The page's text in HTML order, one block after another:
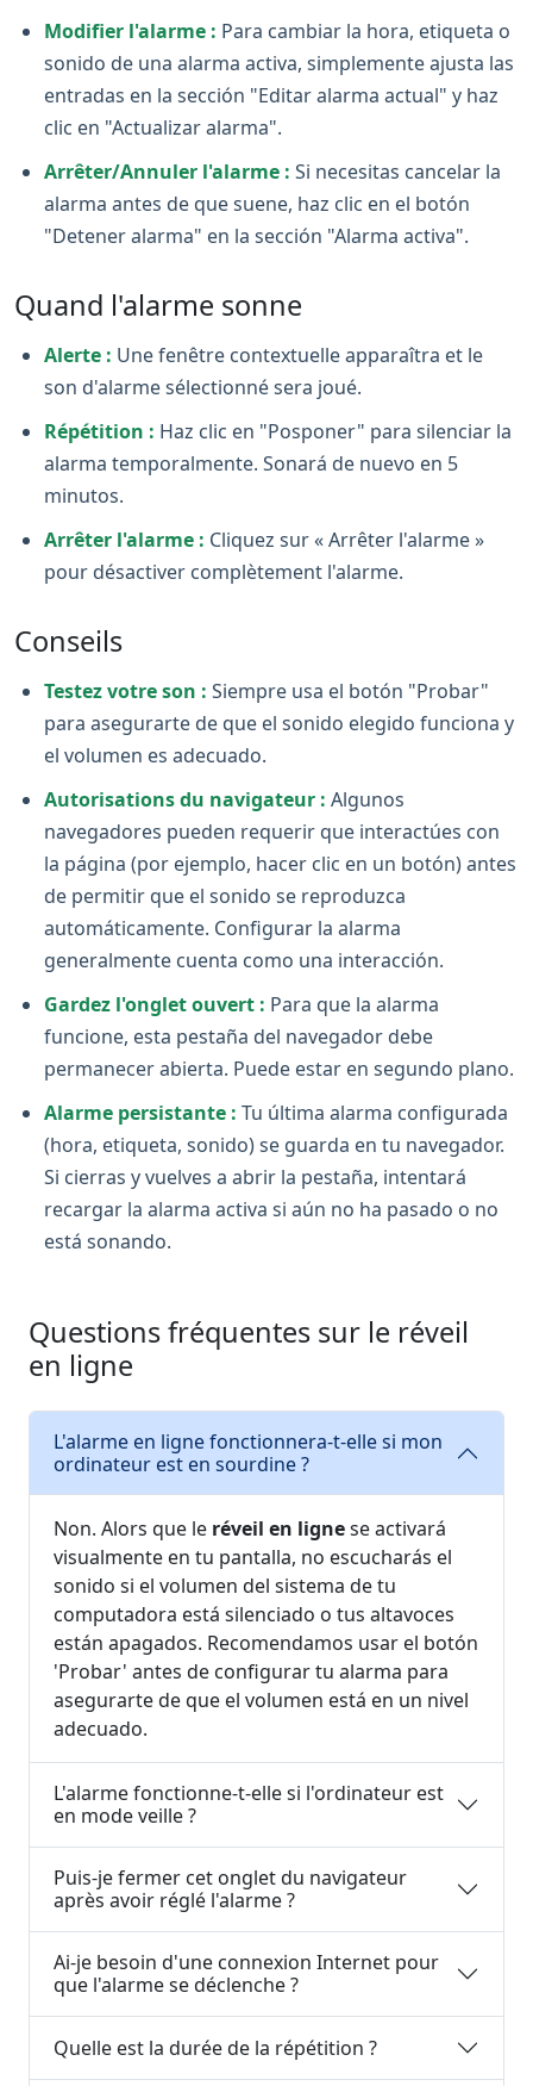
Modifier l'alarme : Para cambiar la hora, etiqueta o
sonido de una alarma activa, simplemente ajusta las
entradas en la sección "Editar alarma actual" y haz
clic en "Actualizar alarma".
Arrêter/Annuler l'alarme : Si necesitas cancelar la
alarma antes de que suene, haz clic en el botón
"Detener alarma" en la sección "Alarma activa".
Quand l'alarme sonne
Alerte : Une fenêtre contextuelle apparaîtra et le
son d'alarme sélectionné sera joué.
Répétition : Haz clic en "Posponer" para silenciar la
alarma temporalmente. Sonará de nuevo en 5
minutos.
Arrêter l'alarme : Cliquez sur « Arrêter l'alarme »
pour désactiver complètement l'alarme.
Conseils
Testez votre son : Siempre usa el botón "Probar"
para asegurarte de que el sonido elegido funciona y
el volumen es adecuado.
Autorisations du navigateur : Algunos
navegadores pueden requerir que interactúes con
la página (por ejemplo, hacer clic en un botón) antes
de permitir que el sonido se reproduzca
automáticamente. Configurar la alarma
generalmente cuenta como una interacción.
Gardez l'onglet ouvert : Para que la alarma
funcione, esta pestaña del navegador debe
permanecer abierta. Puede estar en segundo plano.
Alarme persistante : Tu última alarma configurada
(hora, etiqueta, sonido) se guarda en tu navegador.
Si cierras y vuelves a abrir la pestaña, intentará
recargar la alarma activa si aún no ha pasado o no
está sonando.
Questions fréquentes sur le réveil
en ligne
L'alarme en ligne fonctionnera-t-elle si mon
ordinateur est en sourdine ?
Non. Alors que le réveil en lignese activará
visualmente en tu pantalla, no escucharás el
sonido si el volumen del sistema de tu
computadora está silenciado o tus altavoces
están apagados. Recomendamos usar el botón
'Probar' antes de configurar tu alarma para
asegurarte de que el volumen está en un nivel
adecuado.
L'alarme fonctionne-t-elle si l'ordinateur est
en mode veille ?
Puis-je fermer cet onglet du navigateur
après avoir réglé l'alarme ?
Ai-je besoin d'une connexion Internet pour
que l'alarme se déclenche ?
Quelle est la durée de la répétition ?